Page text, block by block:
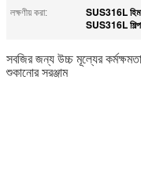
লক্ষণীয় করা:
SUS316L
SUS316L শিল্প
সবজির জন্য উচ্চ মূল্যের
শুকানোর সরঞ্জাম